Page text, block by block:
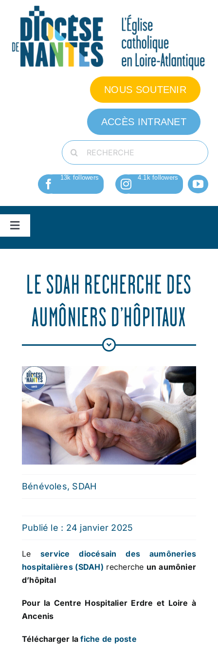
NOUS SOUTENIR
ACCÈS INTRANET
Rechercher:
Navigation
Vie d’église
Nos missions
Actualités
Agenda
LE SDAH RECHERCHE DES
AUMÔNIERS D’HÔPITAUX
Bénévoles, SDAH
Publié le : 24 janvier 2025
Leservice diocésain des aumôneries
hospitalières (SDAH) recherche un aumônier
d’hôpital
Pour la Centre Hospitalier Erdre et Loire à
Ancenis
Télécharger lafiche de poste